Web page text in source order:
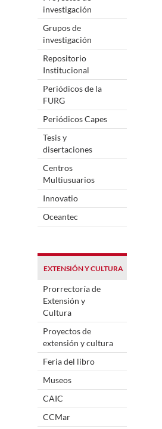
investigación
Grupos de
investigación
Repositorio
Institucional
Periódicos de la
FURG
Periódicos Capes
Tesis y
disertaciones
Centros
Multiusuarios
Innovatio
Oceantec
EXTENSIÓN Y CULTURA
Prorrectoría de
Extensión y
Cultura
Proyectos de
extensión y cultura
Feria del libro
Museos
CAIC
CCMar